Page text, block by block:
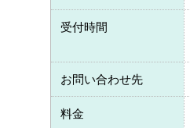
受付時間
お問い合わせ先
料金